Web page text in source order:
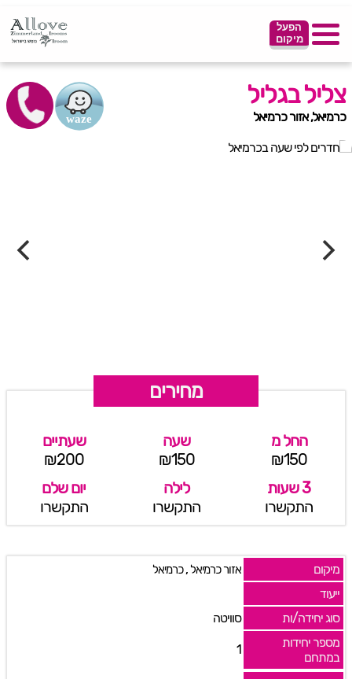
הפעל
מיקום
צליל בגליל
כרמיאל, אזור כרמיאל
מחירים
החל מ
₪150
שעה
₪150
שעתיים
₪200
3 שעות
התקשרו
לילה
התקשרו
יום שלם
התקשרו
מיקום אזור כרמיאל,כרמיאל
ייעוד
סוג יחידה/ות
סוויטה
מספר יחידות
במתחם
1